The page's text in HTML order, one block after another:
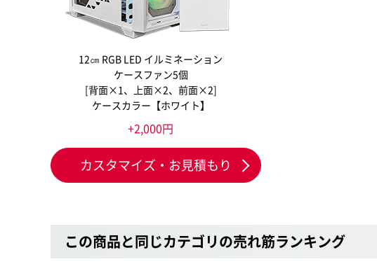
12㎝ RGB LED イルミネーション
ケースファン5個
[背面×1、上面×2、前面×2]
ケースカラー【ホワイト】
+2,000円
カスタマイズ・お見積もり
この商品と同じカテゴリの売れ筋ランキング